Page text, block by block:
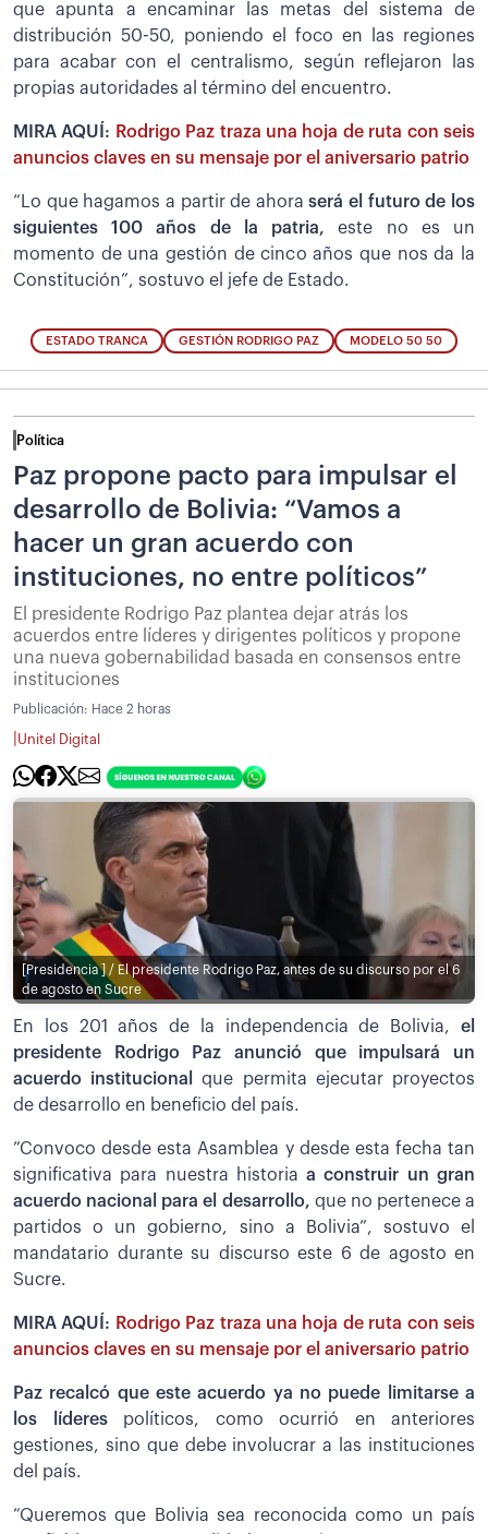
que apunta a encaminar las metas del sistema de
distribución 50-50, poniendo el foco en las regiones
para acabar con el centralismo, según reflejaron las
propias autoridades al término del encuentro.
MIRA AQUÍ: Rodrigo Paz traza una hoja de ruta con seis
anuncios claves en su mensaje por el aniversario patrio
“Lo que hagamos a partir de ahoraserá el futuro de los
siguientes 100 años de la patria, este no es un
momento de una gestión de cinco años que nos da la
Constitución”, sostuvo el jefe de Estado.
ESTADO TRANCA GESTIÓN RODRIGO PAZ MODELO 50 50
Política
Paz propone pacto para impulsar el
desarrollo de Bolivia: “Vamos a
hacer un gran acuerdo con
instituciones, no entre políticos”
El presidente Rodrigo Paz plantea dejar atrás los
acuerdos entre líderes y dirigentes políticos y propone
una nueva gobernabilidad basada en consensos entre
instituciones
Publicación: Hace 2 horas
Unitel Digital
[Presidencia ] / El presidente Rodrigo Paz, antes de su discurso por el 6
de agosto en Sucre
En los 201 años de la independencia de Bolivia, el
presidente Rodrigo Paz anunció que impulsará un
acuerdo institucional
que permita ejecutar proyectos
de desarrollo en beneficio del país.
”Convoco desde esta Asamblea y desde esta fecha tan
significativa para nuestra historiaa construir un gran
acuerdo nacional para el desarrollo, que no pertenece a
partidos o un gobierno, sino a Bolivia”, sostuvo el
mandatario durante su discurso este 6 de agosto en
Sucre.
MIRA AQUÍ: Rodrigo Paz traza una hoja de ruta con seis
anuncios claves en su mensaje por el aniversario patrio
Paz recalcó que este acuerdo ya no puede limitarse a
los líderespolíticos, como ocurrió en anteriores
gestiones, sino que debe involucrar a las instituciones
del país.
“Queremos que Bolivia sea reconocida como un país